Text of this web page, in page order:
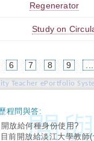
Regenerator
Study on
6 7 8 9
Teacher ePortfolio
程問與答:
放給何種身份使用?
前開放給淡江大學教師